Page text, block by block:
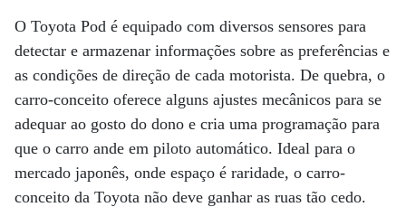
O Toyota Pod é equipado com diversos sensores para
detectar e armazenar informações sobre as preferências e
as condições de direção de cada motorista. De quebra, o
carro-conceito oferece alguns ajustes mecânicos para se
adequar ao gosto do dono e cria uma programação para
que o carro ande em piloto automático. Ideal para o
mercado japonês, onde espaço é raridade, o carro-
conceito da Toyota não deve ganhar as ruas tão cedo.